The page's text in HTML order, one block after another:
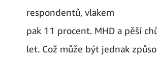
respondentů, vlakem
pak 11 procent. MHD a pěší
let. Což může být jednak